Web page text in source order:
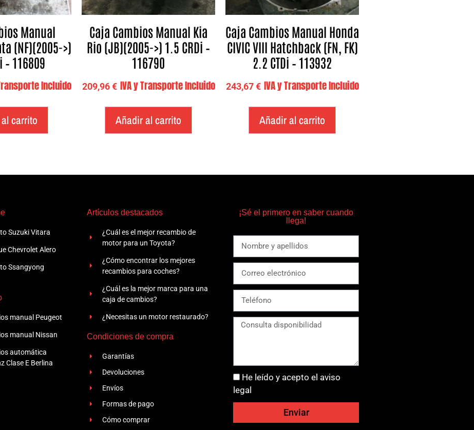
Manual
(NF)(2005->)
– 116809
Incluido
carrito
Caja Cambios Manual Kia
Rio (JB)(2005->) 1.5 CRDi –
116790
209,96€ IVA y Transporte Incluido
Añadir al carrito
Caja Cambios Manual Honda
CIVIC VIII Hatchback (FN, FK)
2.2 CTDi – 113932
243,67€ IVA y Transporte Incluido
Añadir al carrito
Suzuki Vitara
Chevrolet Alero
Ssangyong
manual Peugeot
manual Nissan
automática
Clase E Berlina
Artículos destacados
¿Cuál es el mejor recambio de
motor para un Toyota?
¿Cómo encontrar los mejores
recambios para coches?
¿Cuál es la mejor marca para una
caja de cambios?
¿Necesitas un motor restaurado?
Condiciones de compra
Garantías
Devoluciones
Envíos
Formas de pago
Cómo comprar
¡Sé el primero en saber cuando
llega!
He leído y acepto el aviso
legal
Enviar